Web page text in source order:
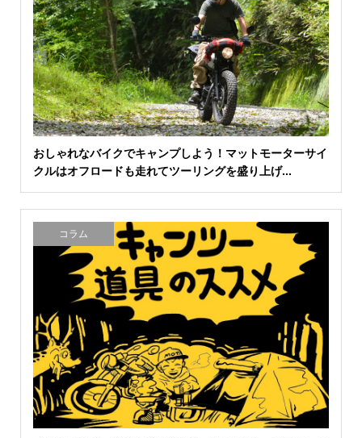
おしゃれなバイクでキャンプしよう！マットモーターサイ
クルはオフロードも走れてツーリングを盛り上げ...
コラム